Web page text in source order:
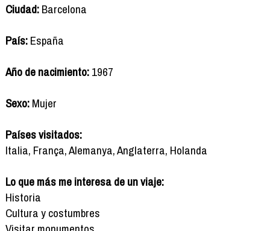
Ciudad:Barcelona
País:España
Año de nacimiento:1967
Sexo:Mujer
Países visitados:
Italia, França, Alemanya, Anglaterra, Holanda
Lo que más me interesa de un viaje:
Historia
Cultura y costumbres